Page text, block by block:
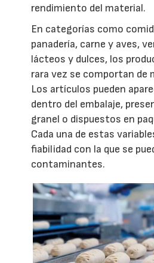
rendimiento del material.
En categorías como
panadería, carne y aves,
lácteos y dulces, los
rara vez se comportan de
Los artículos pueden
dentro del embalaje,
granel o dispuestos en
Cada una de estas
fiabilidad con la que se
contaminantes.